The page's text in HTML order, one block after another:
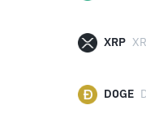
XRP
DOGE